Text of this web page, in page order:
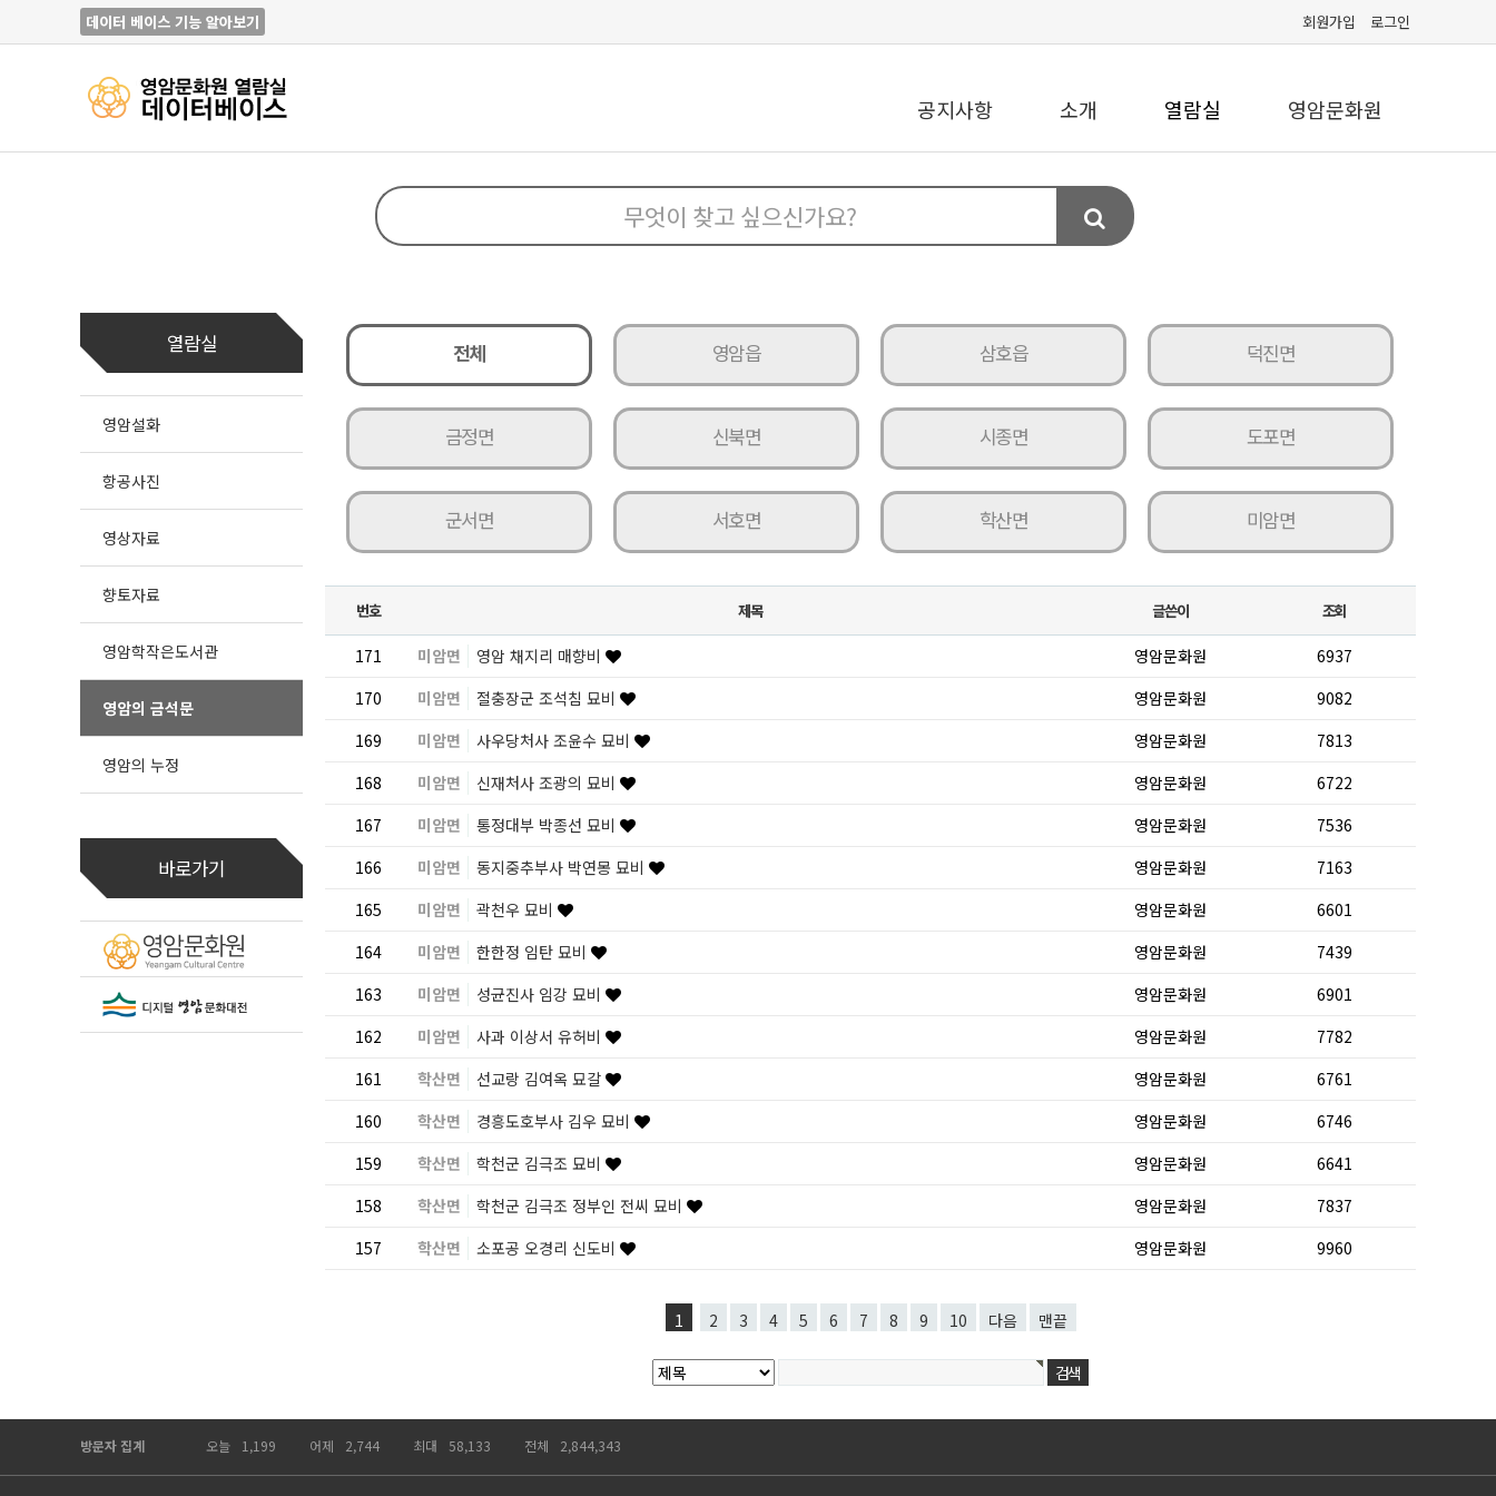
데이터 베이스 기능 알아보기 회원가입 로그인
공지사항 소개 열람실 영암문화원
열람실
영암설화
항공사진
영상자료
향토자료
영암학작은도서관
영암의 금석문
영암의 누정
바로가기
전체 영암읍 삼호읍 덕진면
금정면 신북면 시종면 도포면
군서면 서호면 학산면 미암면
번호 제목 글쓴이 조회
171 미암면 영암 채지리 매향비 영암문화원
6937
170
미암면 절충장군 조석침 묘비 영암문화원
9082
169
미암면 사우당처사 조윤수 묘비 영암문화원
7813
168
미암면 신재처사 조광의 묘비 영암문화원
6722
167
미암면 통정대부 박종선 묘비 영암문화원
7536
166
미암면 동지중추부사 박연몽 묘비 영암문화원
7163
165
미암면 곽천우 묘비 영암문화원
6601
164
미암면 한한정 임탄 묘비 영암문화원
7439
163
미암면 성균진사 임강 묘비 영암문화원
6901
162
미암면 사과 이상서 유허비 영암문화원
7782
161
학산면 선교랑 김여옥 묘갈 영암문화원
6761
160
학산면 경흥도호부사 김우 묘비 영암문화원
6746
159
학산면 학천군 김극조 묘비 영암문화원
6641
158
학산면 학천군 김극조 정부인 전씨 묘비 영암문화원
7837
157
학산면 소포공 오경리 신도비 영암문화원 9960
1 2 3 4 5 6 7 8 9 10 다음 맨끝
방문자 집계 오늘 1,199 어제 2,744 최대 58,133 전체 2,844,343